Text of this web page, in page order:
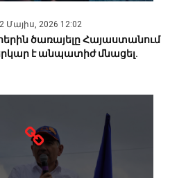
Մայիս, 2026 12:02
ծառայելը Հայաստանում
է անպատիժ մնացել.